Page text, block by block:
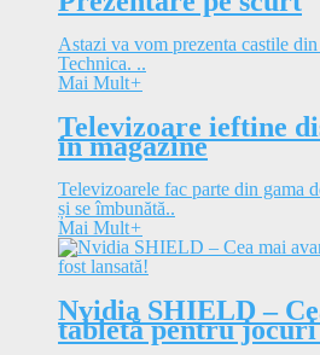
Astazi va vom prezenta castile
Technica. ..
Mai Mult+
Televizoare ieftine
in magazine
Televizoarele fac parte din gama
și se îmbunătă..
Mai Mult+
Nvidia SHIELD –
tabletă pentru jocuri